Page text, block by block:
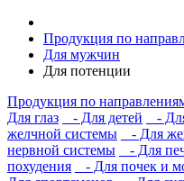
Продукция по
Для мужчин
Для потенции
Продукция по
Для глаз
- Для детей -
желчной системы
- Для
нервной системы
- Для
похудения
- Для почек и